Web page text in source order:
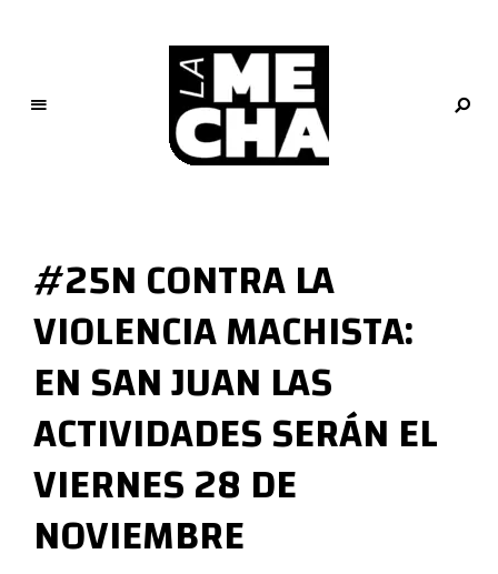
M
e
c
h
a
PERIODISMO DIGITAL
#25N CONTRA LA
VIOLENCIA MACHISTA:
EN SAN JUAN LAS
ACTIVIDADES SERÁN EL
VIERNES 28 DE
NOVIEMBRE